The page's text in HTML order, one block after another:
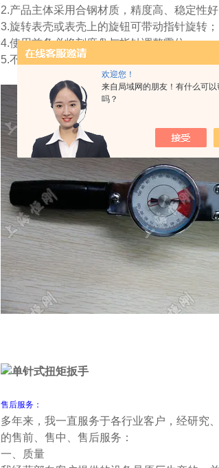
欢迎您！
来自局域网的朋友！有什么可以
吗？
2.产品主体采用合钢材质，精度高、稳定性好
3.旋转表壳或表壳上的旋钮可带动指针旋转；
4.使用前务必将刻度盘与指针调整零位；
5.不得超过产品扭力zui大量程；
售后服务：
多年来，我一直服务于各行业客户，经研究
的售前、售中、售后服务：
一、质量